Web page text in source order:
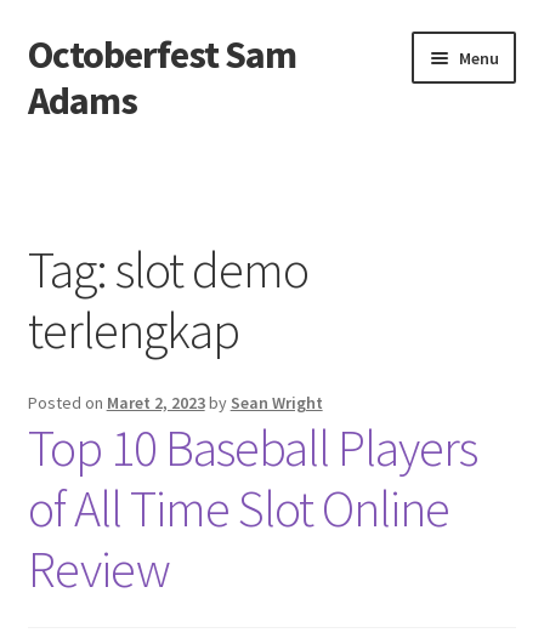
Skip
to
navigation
Skip
to
content
Octoberfest Sam
Adams
Menu
Contact us
Privacy Policy
Tag:slot demo
terlengkap
Posted on Maret 2, 2023by Sean Wright
Top 10 Baseball Players
of All Time Slot Online
Review